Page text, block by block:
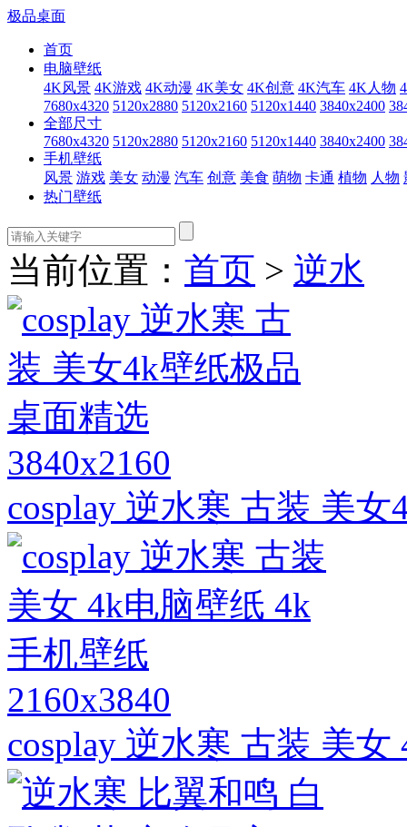
极品桌面
首页
电脑壁纸
4K风景 4K游戏 4K动漫 4K美女 4K创意 4K汽车 4K人物
7680x4320 5120x2880 5120x2160 5120x1440 3840x2400
全部尺寸
7680x4320 5120x2880 5120x2160 5120x1440 3840x2400
手机壁纸
风景 游戏 美女 动漫 汽车 创意 美食 萌物 卡通 植物 人物
热门壁纸
当前位置： 首页 > 逆水
3840x2160
cosplay 逆水寒 古装 美
2160x3840
cosplay 逆水寒 古装 美